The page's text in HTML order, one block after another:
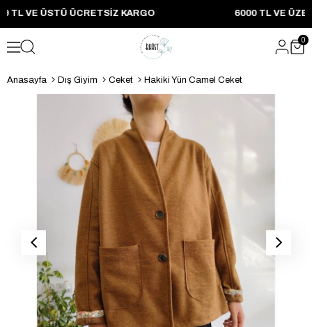
TL VE ÜSTÜ ÜCRETSIZ KARGO 6000 TL VE
0
Anasayfa Dış Giyim Ceket Hakiki Yün Camel Ceket